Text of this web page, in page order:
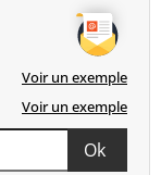
Voir un exemple
Voir un exemple